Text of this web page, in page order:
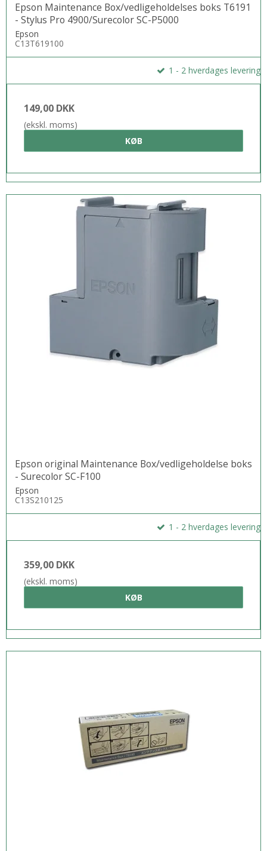
Epson Maintenance Box/vedligeholdelses boks T6191
- Stylus Pro 4900/Surecolor SC-P5000
Epson
C13T619100
1 - 2 hverdages levering
149,00 DKK
(ekskl. moms)
KØB
Epson original Maintenance Box/vedligeholdelse boks
- Surecolor SC-F100
Epson
C13S210125
1 - 2 hverdages levering
359,00 DKK
(ekskl. moms)
KØB